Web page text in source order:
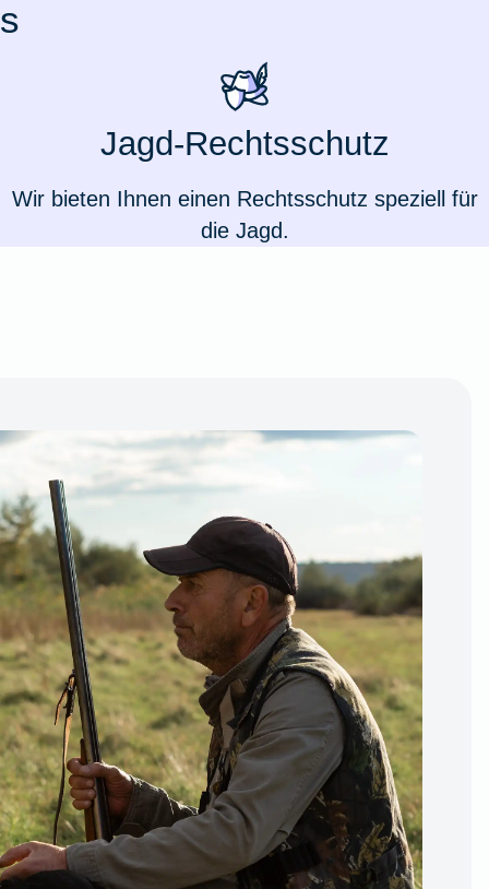
Jagd-Rechtsschutz
Wir bieten Ihnen einen Rechtsschutz speziell für
die Jagd.